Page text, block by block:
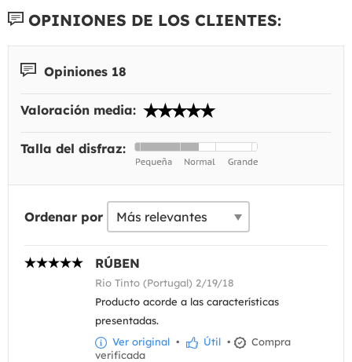
OPINIONES DE LOS CLIENTES:
Opiniones 18
Valoración media:
Talla del disfraz:
Ordenar por
RÚBEN
Rio Tinto (Portugal) 2/19/18
Producto acorde a las características
presentadas.
Ver original • Útil •
Compra
verificada